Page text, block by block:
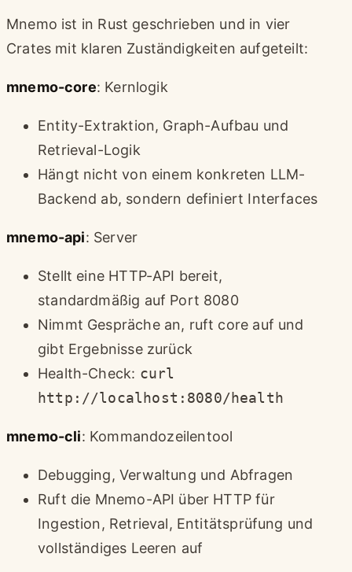
Mnemo ist in Rust geschrieben und in vier
Crates mit klaren Zuständigkeiten aufgeteilt:
mnemo-core: Kernlogik
Entity-Extraktion, Graph-Aufbau und
Retrieval-Logik
Hängt nicht von einem konkreten LLM-
Backend ab, sondern definiert Interfaces
mnemo-api: Server
Stellt eine HTTP-API bereit,
standardmäßig auf Port 8080
Nimmt Gespräche an, ruft core auf und
gibt Ergebnisse zurück
Health-Check: curl
http://localhost:8080/health
mnemo-cli: Kommandozeilentool
Debugging, Verwaltung und Abfragen
Ruft die Mnemo-API über HTTP für
Ingestion, Retrieval, Entitätsprüfung und
vollständiges Leeren auf